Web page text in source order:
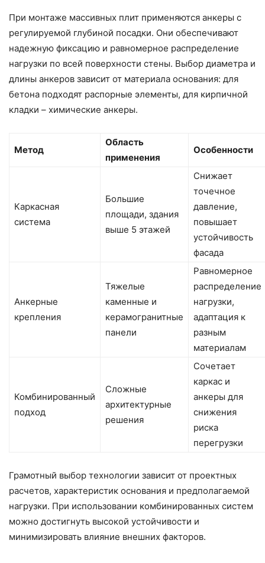
При монтаже массивных плит применяются анкеры с
регулируемой глубиной посадки. Они обеспечивают
надежную фиксацию и равномерное распределение
нагрузки по всей поверхности стены. Выбор диаметра и
длины анкеров зависит от материала основания: для
бетона подходят распорные элементы, для кирпичной
кладки – химические анкеры.
Метод
Область
применения
Особенности
Каркасная
система
Большие
площади, здания
выше 5 этажей
Снижает
точечное
давление,
повышает
устойчивость
фасада
Анкерные
крепления
Тяжелые
каменные и
керамогранитные
панели
Равномерное
распределение
нагрузки,
адаптация к
разным
материалам
Комбинированный
подход
Сложные
архитектурные
решения
Сочетает
каркас и
анкеры для
снижения
риска
перегрузки
Грамотный выбор технологии зависит от проектных
расчетов, характеристик основания и предполагаемой
нагрузки. При использовании комбинированных систем
можно достигнуть высокой устойчивости и
минимизировать влияние внешних факторов.